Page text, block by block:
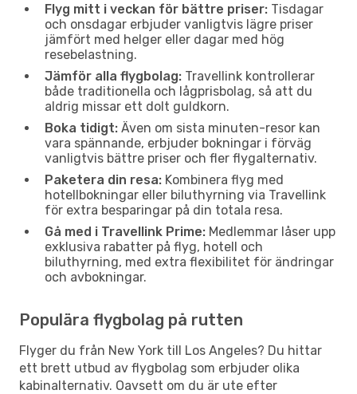
Flyg mitt i veckan för bättre priser: Tisdagar
och onsdagar erbjuder vanligtvis lägre priser
jämfört med helger eller dagar med hög
resebelastning.
Jämför alla flygbolag: Travellink kontrollerar
både traditionella och lågprisbolag, så att du
aldrig missar ett dolt guldkorn.
Boka tidigt: Även om sista minuten-resor kan
vara spännande, erbjuder bokningar i förväg
vanligtvis bättre priser och fler flygalternativ.
Paketera din resa: Kombinera flyg med
hotellbokningar eller biluthyrning via Travellink
för extra besparingar på din totala resa.
Gå med i Travellink Prime: Medlemmar låser upp
exklusiva rabatter på flyg, hotell och
biluthyrning, med extra flexibilitet för ändringar
och avbokningar.
Populära flygbolag på rutten
Flyger du från New York till Los Angeles? Du hittar
ett brett utbud av flygbolag som erbjuder olika
kabinalternativ. Oavsett om du är ute efter